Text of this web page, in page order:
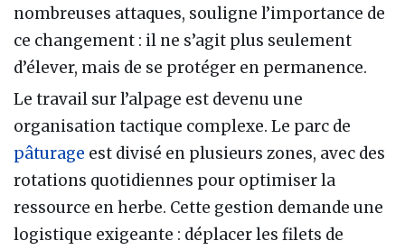
nombreuses attaques, souligne l’importance de
ce changement : il ne s’agit plus seulement
d’élever, mais de se protéger en permanence.
Le travail sur l’alpage est devenu une
organisation tactique complexe. Le parc de
pâturage est divisé en plusieurs zones, avec des
rotations quotidiennes pour optimiser la
ressource en herbe. Cette gestion demande une
logistique exigeante : déplacer les filets de